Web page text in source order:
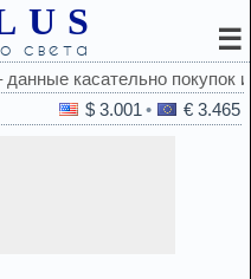
света ☰
$ 3.001 € 3.465